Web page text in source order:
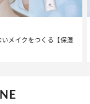
メイクをつくる【保湿